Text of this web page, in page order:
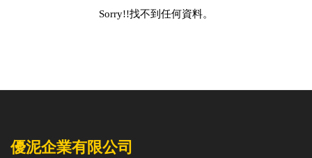
Sorry!!找不到任何資料。
優泥企業有限公司